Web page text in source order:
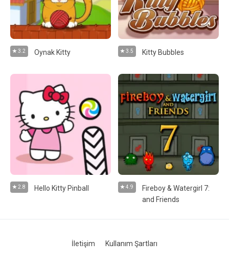
3.2 Oynak Kitty 3.5 Kitty Bubbles
2.8 Hello Kitty Pinball 4.9
Fireboy & Watergirl 7:
and Friends
İletişim Kullanım Şartları